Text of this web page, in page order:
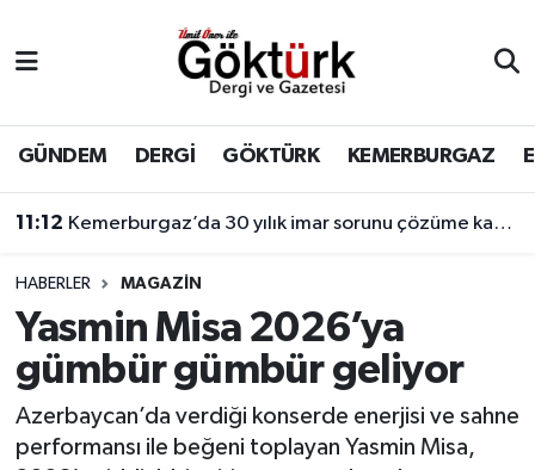
GÜNDEM DERGİ GÖKTÜRK KEMERBURGAZ
11:12 Kemerburgaz’da 30 yılık imar sorunu çözüme kavuşuyor
HABERLER MAGAZİN
Yasmin Misa 2026’ya
gümbür gümbür geliyor
Azerbaycan’da verdiği konserde enerjisi ve sahne
performansı ile beğeni toplayan Yasmin Misa,
BİLİM
DERGİ
DÜNYA
EĞİTİM
GÖKTÜRK
Eyüpsultan Hava Durumu
Eyüpsultan Trafik Yoğunluk Haritası
Süper Lig Puan Durumu ve Fikstür
Tüm Manşetler
Son Dakika Haberleri
Haber Arşivi